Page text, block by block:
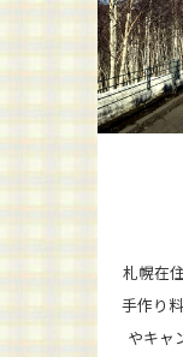
札幌在
手作り
やキャ